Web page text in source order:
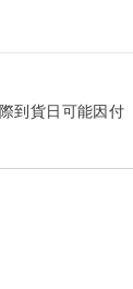
到貨日可能因付